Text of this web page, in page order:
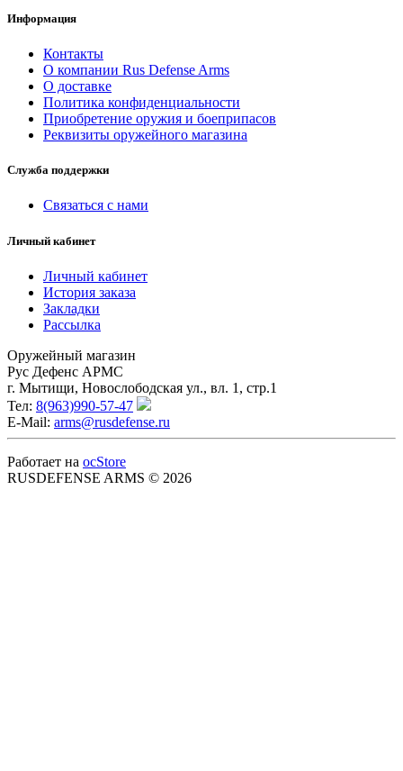
Информация
Контакты
О компании Rus Defense Arms
О доставке
Политика конфиденциальности
Приобретение оружия и боеприпасов
Реквизиты оружейного магазина
Служба поддержки
Связаться с нами
Личный кабинет
Личный кабинет
История заказа
Закладки
Рассылка
Оружейный магазин
Рус Дефенс АРМС
г. Мытищи, Новослободская ул., вл. 1, стр.1
Тел: 8(963)990-57-47
E-Mail: arms@rusdefense.ru
Работает на ocStore
RUSDEFENSE ARMS © 2026